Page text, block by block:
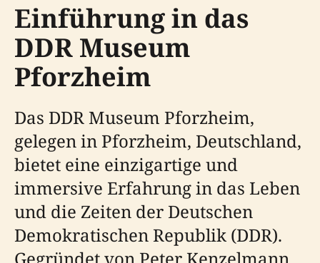
Einführung in das
DDR Museum
Pforzheim
Das DDR Museum Pforzheim,
gelegen in Pforzheim, Deutschland,
bietet eine einzigartige und
immersive Erfahrung in das Leben
und die Zeiten der Deutschen
Demokratischen Republik (DDR).